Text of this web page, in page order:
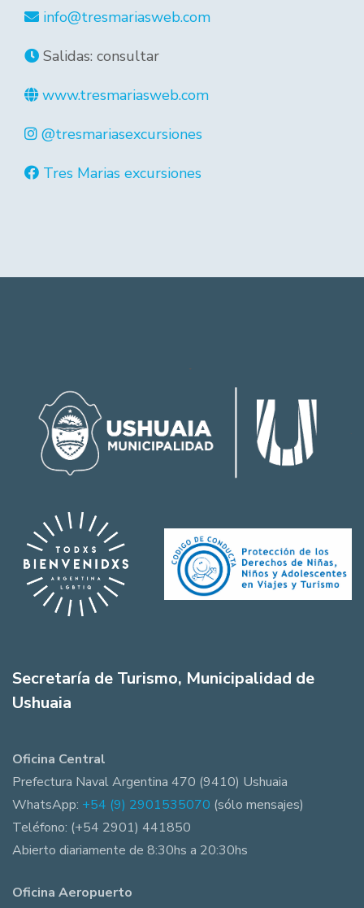
info@tresmariasweb.com
Salidas: consultar
www.tresmariasweb.com
@tresmariasexcursiones
Tres Marias excursiones
Secretaría de Turismo, Municipalidad de
Ushuaia
Oficina Central
Prefectura Naval Argentina 470 (9410) Ushuaia
WhatsApp: +54 (9) 2901535070 (sólo mensajes)
Teléfono: (+54 2901) 441850
Abierto diariamente de 8:30hs a 20:30hs
Oficina Aeropuerto